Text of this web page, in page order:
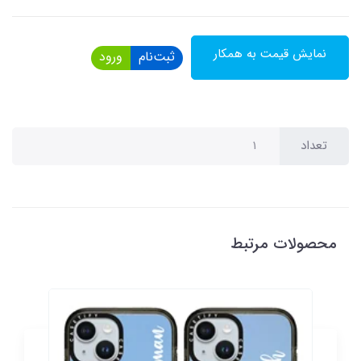
نمایش قیمت به همکار ثبت‌نام ورود
تعداد
محصولات مرتبط